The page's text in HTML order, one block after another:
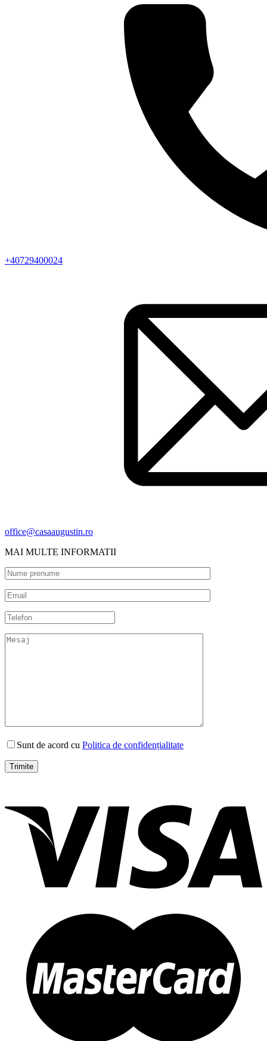
+40729400024
office@casaaugustin.ro
MAI MULTE INFORMATII
Sunt de acord cu Politica de confidențialitate